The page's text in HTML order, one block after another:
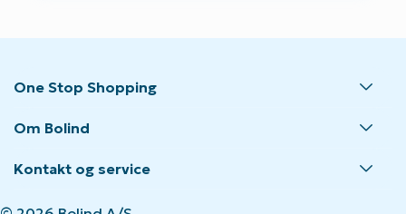
One Stop Shopping
Om Bolind
Kontakt og service